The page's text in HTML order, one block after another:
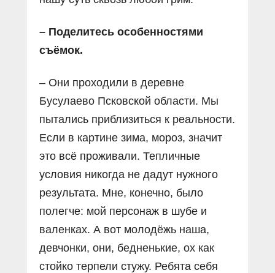
– Поделитесь особенностями
съёмок.
– Они проходили в деревне
Бусулаево Псковской области. Мы
пытались приблизиться к реальности.
Если в картине зима, мороз, значит
это всё проживали. Тепличные
условия никогда не дадут нужного
результата. Мне, конечно, было
полегче: мой персонаж в шубе и
валенках. А вот молодёжь наша,
девчонки, они, бедненькие, ох как
стойко терпели стужу. Ребята себя